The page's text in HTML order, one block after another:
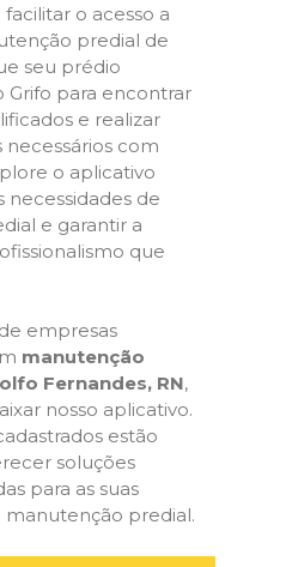
o acesso a
predial de
seu prédio
Grifo para encontrar
e realizar
necessários com
o aplicativo
necessidades de
e garantir a
que
empresas
manutenção
Fernandes, RN,
nosso aplicativo.
estão
soluções
para as suas
manutenção predial.